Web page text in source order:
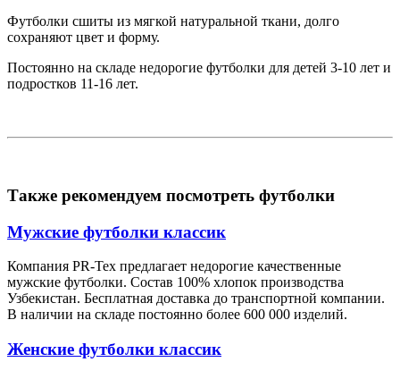
Футболки сшиты из мягкой натуральной ткани, долго
сохраняют цвет и форму.
Постоянно на складе недорогие футболки для детей 3-10 лет и
подростков 11-16 лет.
Также рекомендуем посмотреть футболки
Мужские футболки классик
Компания PR-Tex предлагает недорогие качественные
мужские футболки. Состав 100% хлопок производства
Узбекистан. Бесплатная доставка до транспортной компании.
В наличии на складе постоянно более 600 000 изделий.
Женские футболки классик